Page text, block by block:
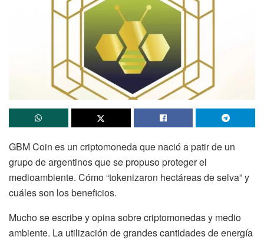
GBM Coin es un criptomoneda que nació a patir de un
grupo de argentinos que se propuso proteger el
medioambiente. Cómo “tokenizaron hectáreas de selva” y
cuáles son los beneficios.
Mucho se escribe y opina sobre criptomonedas y medio
ambiente. La utilización de grandes cantidades de energía